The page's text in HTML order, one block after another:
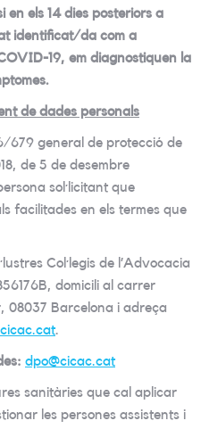
en els 14 dies posteriors a
identificat/da com a
19, em diagnostiquen la
de dades personals
679 general de protecció de
de 5 de desembre
sol·licitant que
facilitades en els termes que
Col·legis de l’Advocacia
domicili al carrer
08037 Barcelona i adreça
.
dpo@cicac.cat
sanitàries que cal aplicar
les persones assistents i